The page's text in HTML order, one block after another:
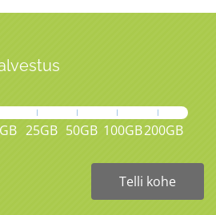
25GB 50GB 100GB200GB
Telli kohe